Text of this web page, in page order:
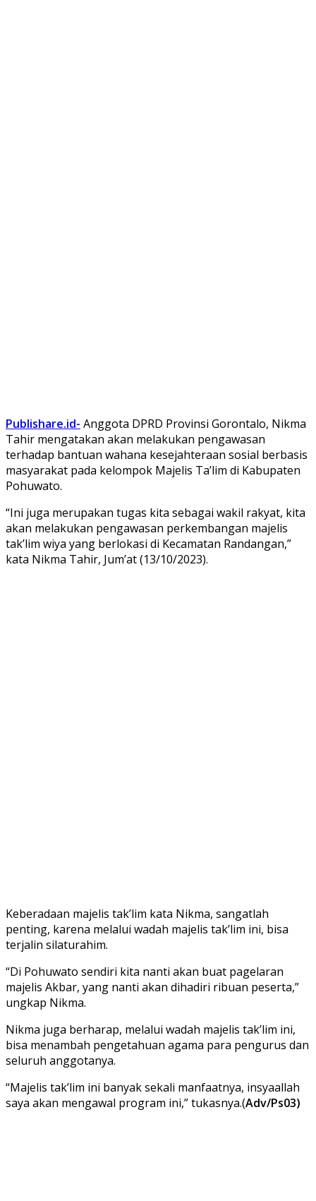
Publishare.id- Anggota DPRD Provinsi Gorontalo, Nikma
Tahir mengatakan akan melakukan pengawasan
terhadap bantuan wahana kesejahteraan sosial berbasis
masyarakat pada kelompok Majelis Ta’lim di Kabupaten
Pohuwato.
“Ini juga merupakan tugas kita sebagai wakil rakyat, kita
akan melakukan pengawasan perkembangan majelis
tak’lim wiya yang berlokasi di Kecamatan Randangan,”
kata Nikma Tahir, Jum’at (13/10/2023).
Keberadaan majelis tak’lim kata Nikma, sangatlah
penting, karena melalui wadah majelis tak’lim ini, bisa
terjalin silaturahim.
“Di Pohuwato sendiri kita nanti akan buat pagelaran
majelis Akbar, yang nanti akan dihadiri ribuan peserta,”
ungkap Nikma.
Nikma juga berharap, melalui wadah majelis tak’lim ini,
bisa menambah pengetahuan agama para pengurus dan
seluruh anggotanya.
“Majelis tak’lim ini banyak sekali manfaatnya, insyaallah
saya akan mengawal program ini,” tukasnya.(Adv/Ps03)